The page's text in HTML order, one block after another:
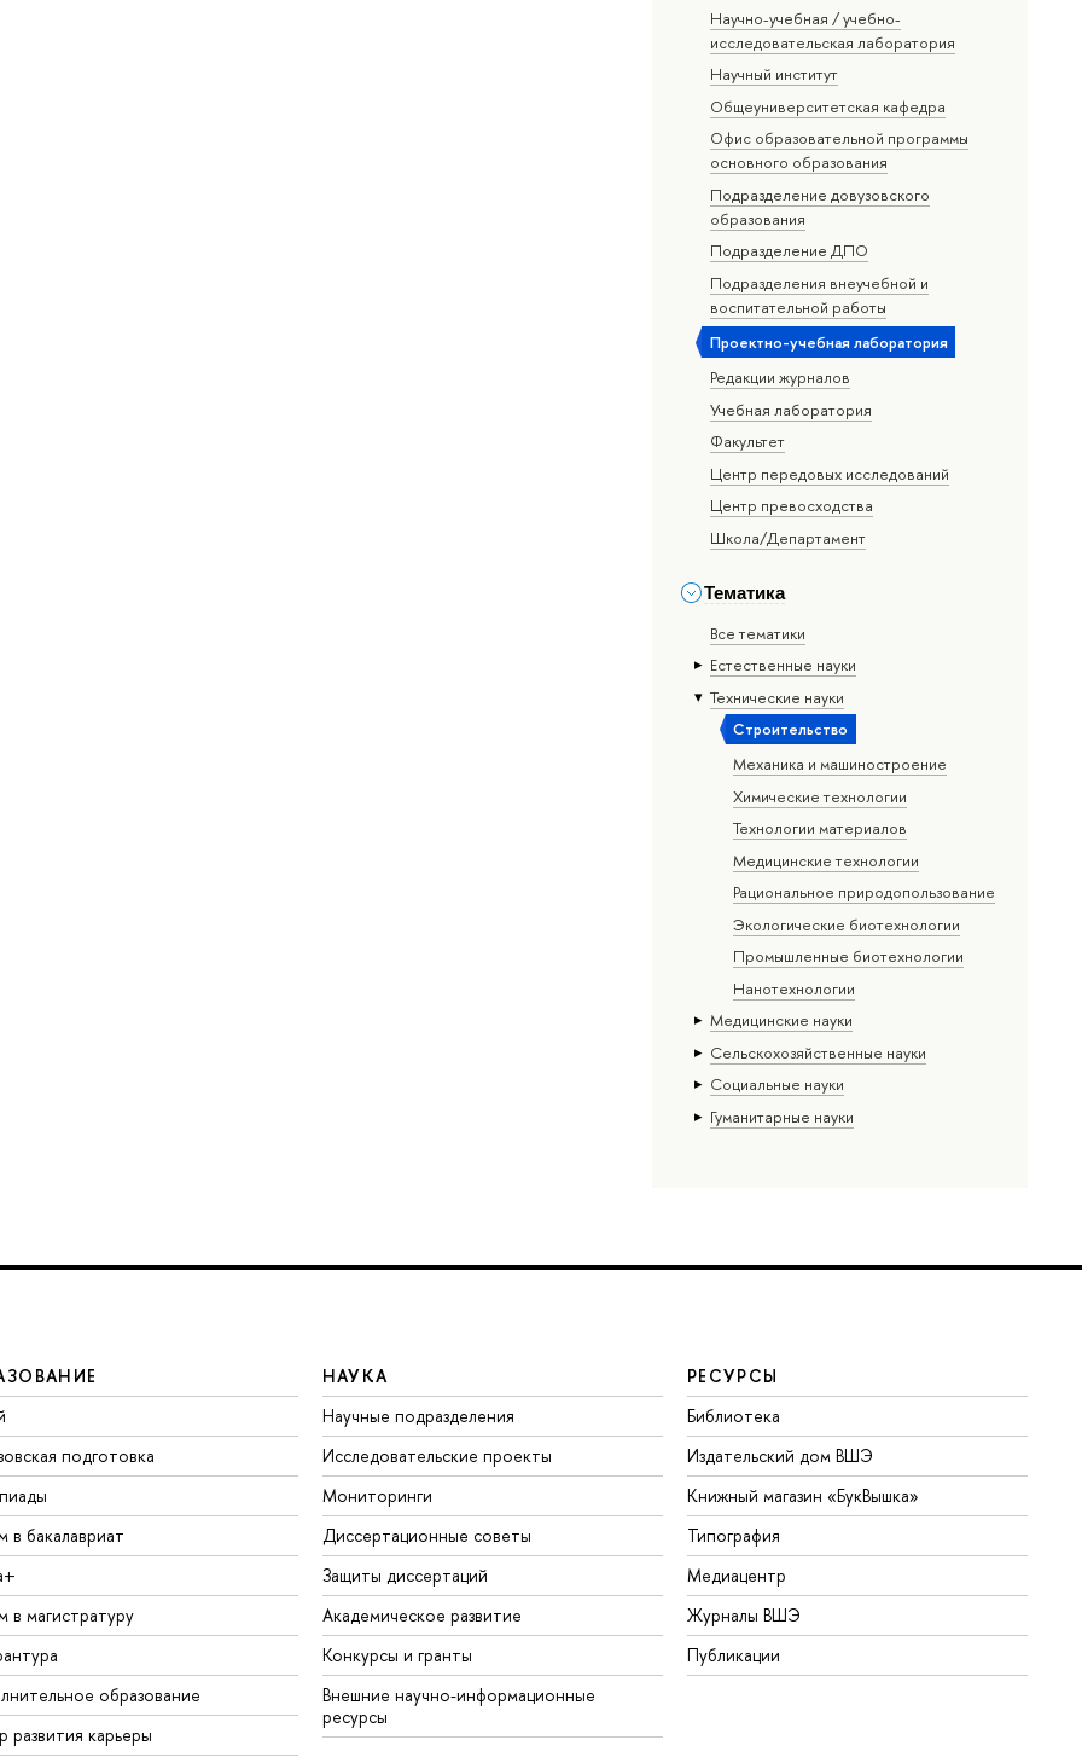
Научно-учебная / учебно-
исследовательская лаборатория
Научный институт
Общеуниверситетская кафедра
Офис образовательной программы
основного образования
Подразделение довузовского
образования
Подразделение ДПО
Подразделения внеучебной и
воспитательной работы
Проектно-учебная лаборатория
Редакции журналов
Учебная лаборатория
Факультет
Центр передовых исследований
Центр превосходства
Школа/Департамент
Тематика
Все тематики
Естественные науки
Тех­ничес­кие науки
Строительство
Механика и машиностроение
Химические технологии
Технологии материалов
Медицинские технологии
Рациональное природопользование
Экологические биотехнологии
Промышленные биотехнологии
Нанотехнологии
Медицинские науки
Сельскохозяйственные науки
Социальные науки
Гуманитарные науки
подготовка
в бакалавриат
в магистратуру
образование
развития карьеры
НАУКА
Научные подразделения
Исследовательские проекты
Мониторинги
Диссертационные советы
Защиты диссертаций
Академическое развитие
Конкурсы и гранты
Внешние научно-информационные
ресурсы
РЕСУРСЫ
Библиотека
Издательский дом ВШЭ
Книжный магазин «БукВышка»
Типография
Медиацентр
Журналы ВШЭ
Публикации